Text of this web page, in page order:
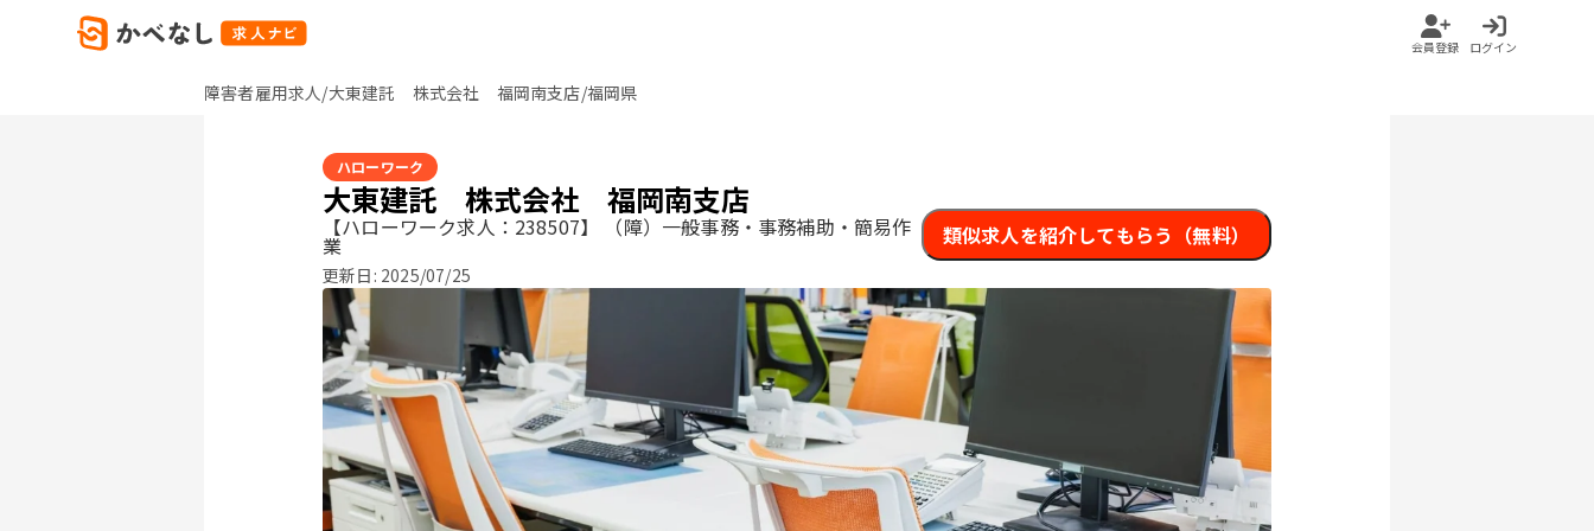
会員登録 ログイン
障害者雇用求人/大東建託 株式会社 福岡南支店/福岡県
ハローワーク
大東建託 株式会社 福岡南支店
【ハローワーク求人：238507】 （障）一般事務・事務補助・簡易作
業
更新日: 2025/07/25
類似求人を紹介してもらう（無料）